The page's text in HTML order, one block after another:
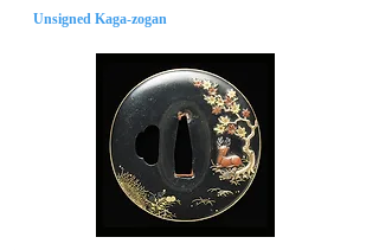
Unsigned Kaga-zogan